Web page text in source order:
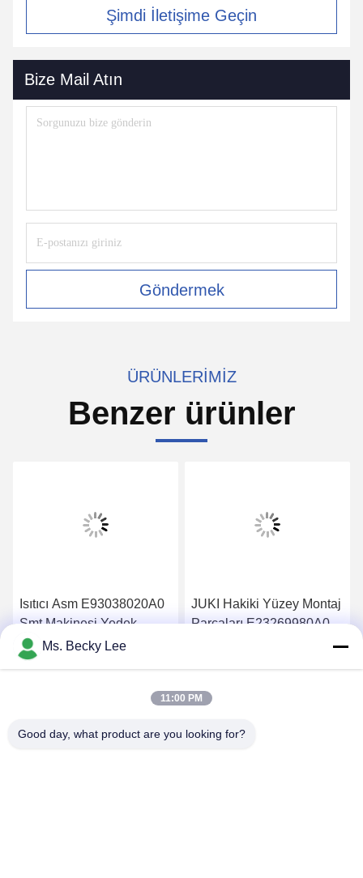
Şimdi İletişime Geçin
Bize Mail Atın
Göndermek
ÜRÜNLERIMIZ
Benzer ürünler
Isıtıcı Asm E93038020A0
Smt Makinesi Yedek
Parçaları JUKI KD775
Dağıtıcı 1 Yıl Garanti
JUKI Hakiki Yüzey Montaj
Parçaları E23269980A0
ATC OFSET BOSS ASM
Ms. Becky Lee
11:00 PM
Good day, what product are you looking for?